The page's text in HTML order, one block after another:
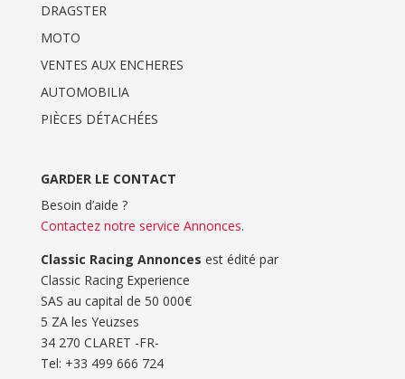
DRAGSTER
MOTO
VENTES AUX ENCHERES
AUTOMOBILIA
PIÈCES DÉTACHÉES
GARDER LE CONTACT
Besoin d’aide ?
Contactez notre service Annonces.
Classic Racing Annonces est édité par
Classic Racing Experience
SAS au capital de 50 000€
5 ZA les Yeuzses
34 270 CLARET -FR-
Tel: ‭+33 499 666 724‬